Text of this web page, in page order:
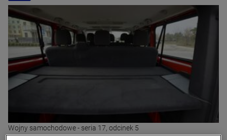
Wojny samochodowe - seria 17, odcinek 5